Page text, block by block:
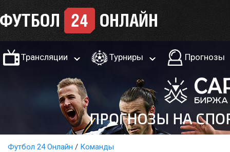
Трансляции Турниры Прогнозы
Футбол 24 Онлайн Команды